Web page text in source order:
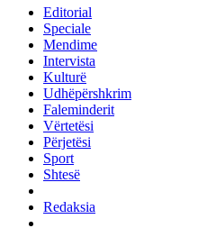
Editorial
Speciale
Mendime
Intervista
Kulturë
Udhëpërshkrim
Faleminderit
Vërtetësi
Përjetësi
Sport
Shtesë
Redaksia